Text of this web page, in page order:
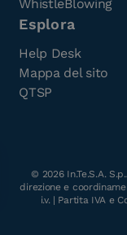
l'e-Book
WhistleBlowing
Esplora
Help Desk
Mappa del sito
QTSP
© 2026In.Te.S.A.
direzione e
i.v. | Partita IVA e